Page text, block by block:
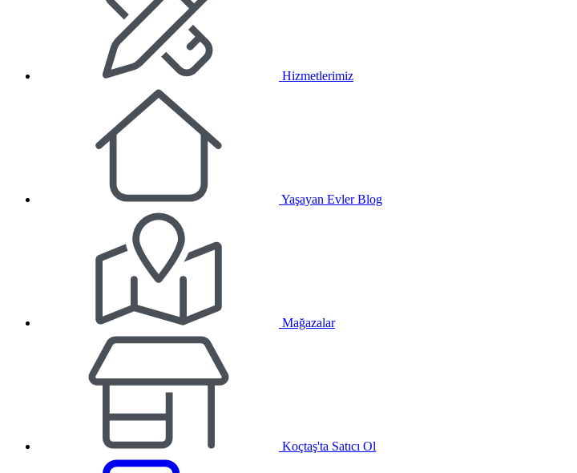
Hizmetlerimiz
Yaşayan Evler Blog
Mağazalar
Koçtaş'ta Satıcı Ol